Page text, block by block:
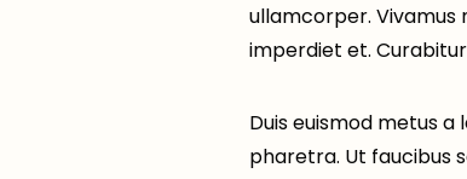
ullamcorper. Vivamus
imperdiet et.
Duis euismod metus
pharetra. Ut faucibus